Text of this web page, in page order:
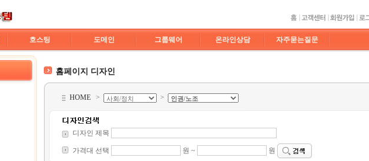
호스팅 도메인 그룹웨어 온라인상담 자주묻는질문
홈페이지 디자인
HOME > >
디자인 제목
가격대 선택 원 ~ 원